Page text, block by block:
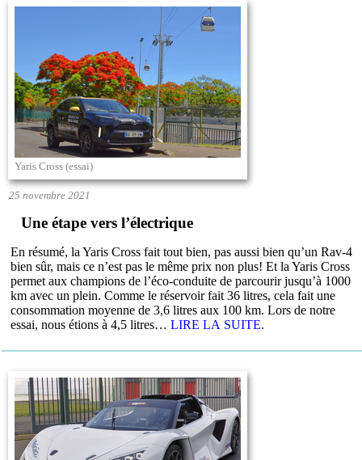
Yaris Cross (essai)
25 novembre 2021
Une étape vers l’électrique
En résumé, la Yaris Cross fait tout bien, pas aussi bien qu’un Rav-4
bien sûr, mais ce n’est pas le même prix non plus! Et la Yaris Cross
permet aux champions de l’éco-conduite de parcourir jusqu’à 1000
km avec un plein. Comme le réservoir fait 36 litres, cela fait une
consommation moyenne de 3,6 litres aux 100 km. Lors de notre
essai, nous étions à 4,5 litres…LIRE LA SUITE.